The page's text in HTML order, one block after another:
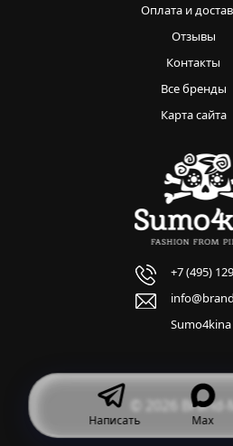
Оплата и
Отзывы
Контакты
Все бренды
Карта сайта
+7 (495)
Sumo4kina
© 2026
Написать Max